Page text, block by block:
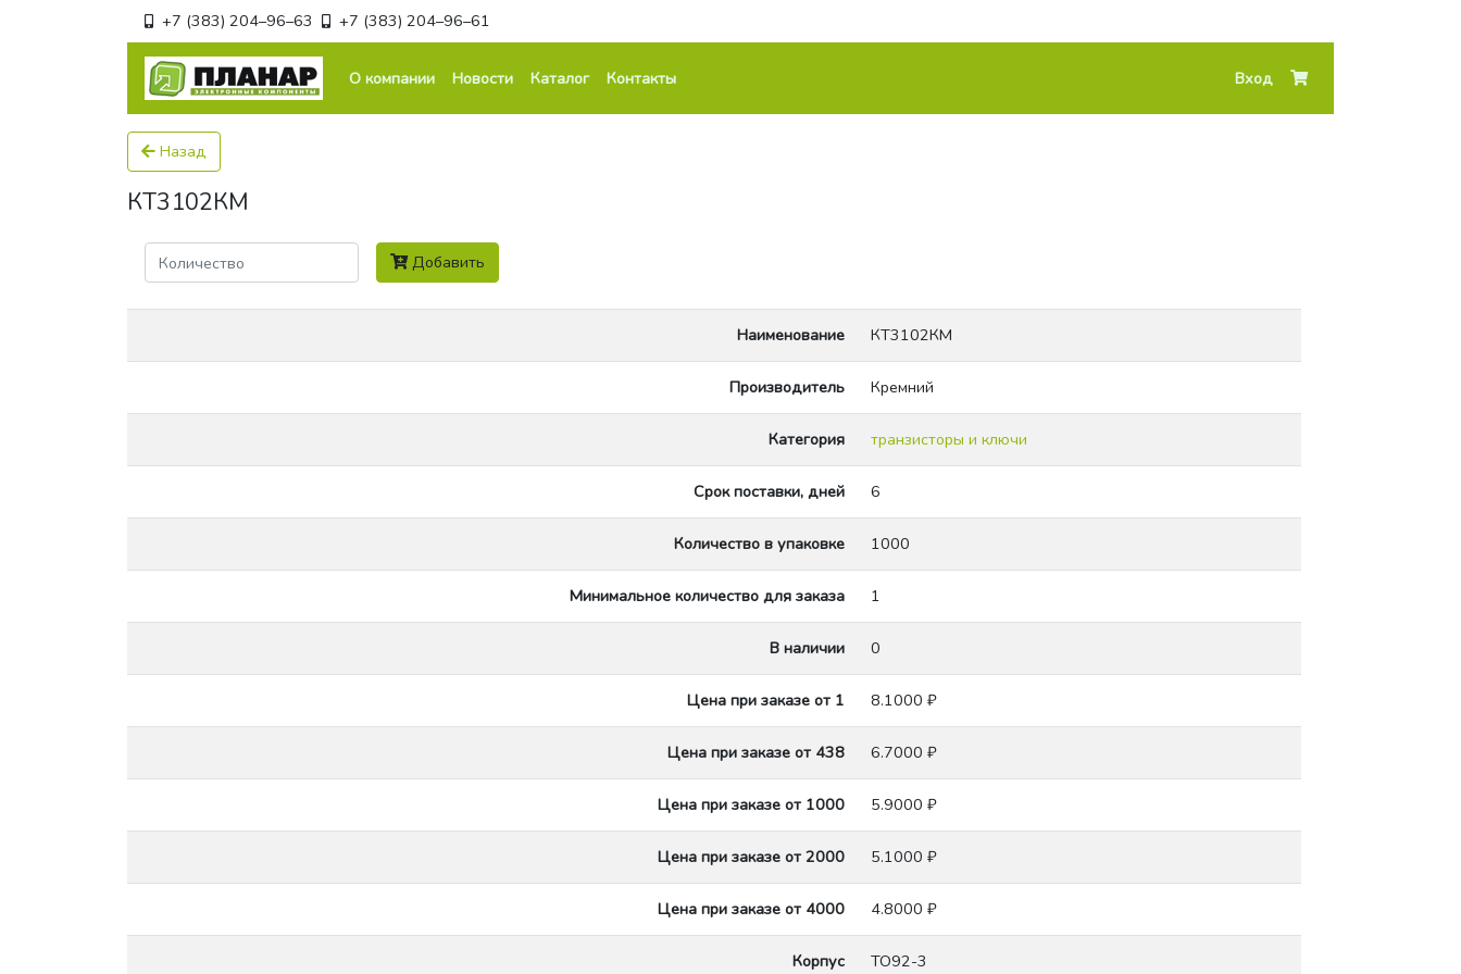
+7 (383) 204–96–63 +7 (383) 204–96–61
О компании Новости Каталог Контакты Вход
Назад
КТ3102КМ
Количество Добавить
Наименование КТ3102КМ
Производитель Кремний
Категория транзисторы и ключи
Срок поставки, дней 6
Количество в упаковке 1000
Минимальное количество для заказа 1
В наличии 0
Цена при заказе от 1 8.1000 ₽
Цена при заказе от 438 6.7000 ₽
Цена при заказе от 1000 5.9000 ₽
Цена при заказе от 2000 5.1000 ₽
Цена при заказе от 4000 4.8000 ₽
Корпус TO92-3